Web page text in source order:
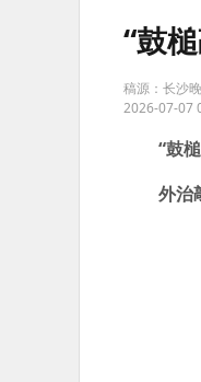
“鼓
稿源：长沙
2026-07-07
“鼓槌
外治敲